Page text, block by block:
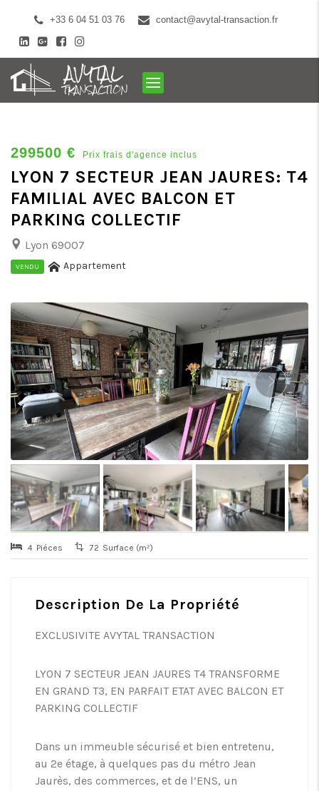
+33 6 04 51 03 76 contact@avytal-transaction.fr
299500 € Prix frais d'agence inclus
LYON 7 SECTEUR JEAN JAURES: T4
FAMILIAL AVEC BALCON ET
PARKING COLLECTIF
Lyon 69007
VENDU Appartement
4 Piéces 72 Surface (m²)
Description De La Propriété
EXCLUSIVITE AVYTAL TRANSACTION
LYON 7 SECTEUR JEAN JAURES T4 TRANSFORME
EN GRAND T3, EN PARFAIT ETAT AVEC BALCON ET
PARKING COLLECTIF
Dans un immeuble sécurisé et bien entretenu,
au 2e étage, à quelques pas du métro Jean
Jaurès, des commerces, et de l’ENS, un